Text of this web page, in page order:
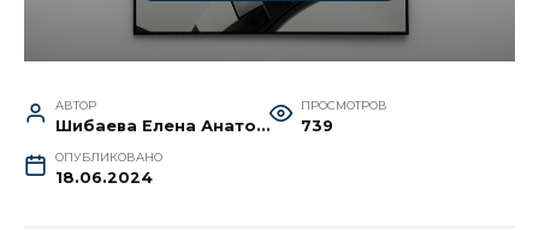
АВТОР
Шибаева Елена Анатольевна
ПРОСМОТРОВ
739
ОПУБЛИКОВАНО
18.06.2024